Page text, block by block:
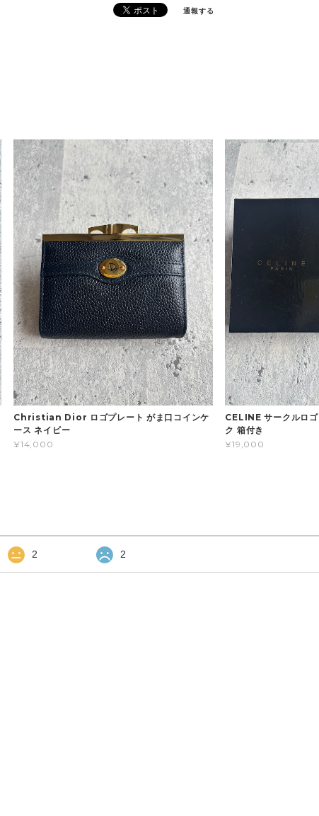
通報する
Christian Dior ロゴプレート がま口コインケ
ース ネイビー
¥14,000
CELINE サークルロ
ク 箱付き
¥19,000
2 2